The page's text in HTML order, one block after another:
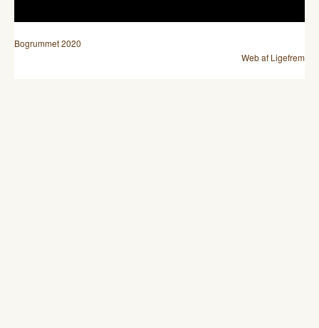
Bogrummet 2020
Web af Ligefrem